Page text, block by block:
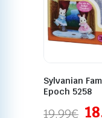
Sylvanian
Epoch 5258
19,99€